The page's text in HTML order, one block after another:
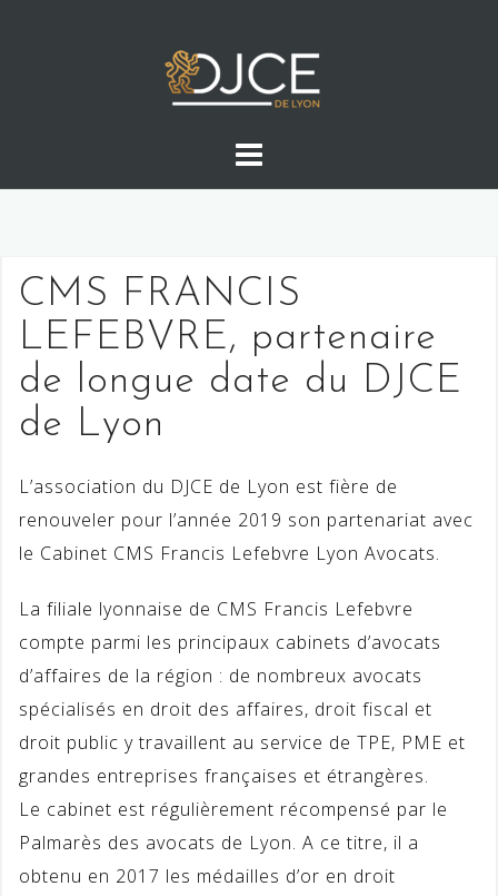
CMS FRANCIS
LEFEBVRE, partenaire
de longue date du DJCE
de Lyon
L’association du DJCE de Lyon est fière de
renouveler pour l’année 2019 son partenariat avec
le Cabinet CMS Francis Lefebvre Lyon Avocats.
La filiale lyonnaise de CMS Francis Lefebvre
compte parmi les principaux cabinets d’avocats
d’affaires de la région : de nombreux avocats
spécialisés en droit des affaires, droit fiscal et
droit public y travaillent au service de TPE, PME et
grandes entreprises françaises et étrangères.
Le cabinet est régulièrement récompensé par le
Palmarès des avocats de Lyon. A ce titre, il a
obtenu en 2017 les médailles d’or en droit